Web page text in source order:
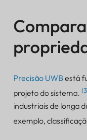
Precisão UWB está
projeto do sistema.
industriais de longa
exemplo,